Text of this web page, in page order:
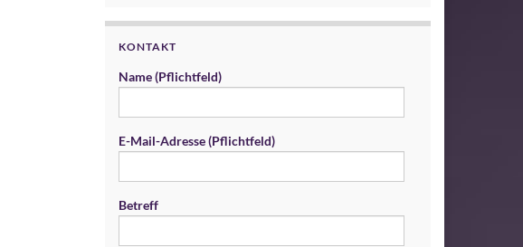
KONTAKT
Name (Pflichtfeld)
E-Mail-Adresse (Pflichtfeld)
Betreff